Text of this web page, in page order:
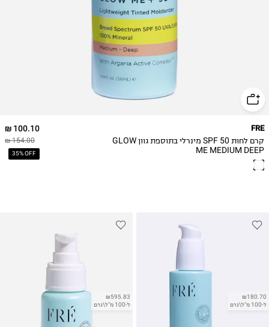
100.10 ₪
154.00 ₪
35% OFF
FRE
קרם לחות SPF 50 מינרלי בתוספת גוון GLOW
ME MEDIUM DEEP
₪180.70
ל-100 מ"ל\גרם
₪595.83
ל-100 מ"ל\גרם